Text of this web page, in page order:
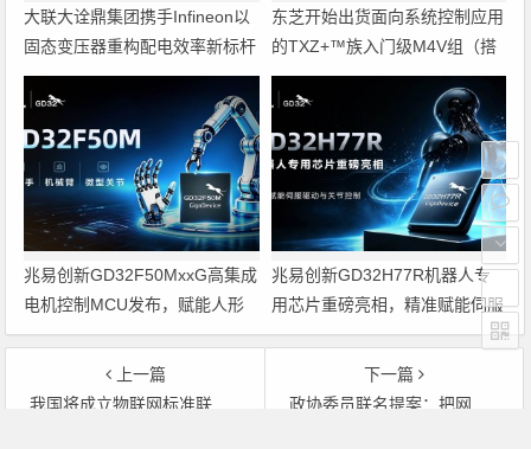
大联大诠鼎集团携手Infineon以
固态变压器重构配电效率新标杆
东芝开始出货面向系统控制应用
的TXZ+™族入门级M4V组（搭
载Arm Cortex‑M4内核的标准微
控制器）工程样品
兆易创新GD32F50MxxG高集成
电机控制MCU发布，赋能人形
机器人关节驱动革新
兆易创新GD32H77R机器人专
用芯片重磅亮相，精准赋能伺服
驱动与关节控制
上一篇
我国将成立物联网标准联合工作组
下一篇
政协委员联名提案：把网络素养纳入义务教育